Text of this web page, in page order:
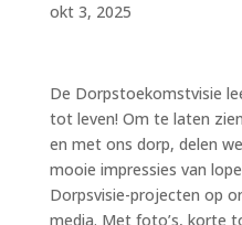
okt 3, 2025
De Dorpstoekomstvisie
tot leven! Om te laten
en met ons dorp, delen
mooie impressies van
Dorpsvisie-projecten op
media. Met foto’s, korte